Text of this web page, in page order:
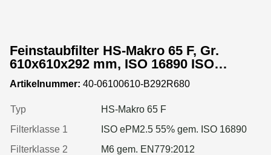
Feinstaubfilter HS-Makro 65 F, Gr.
610x610x292 mm, ISO 16890 ISO
ePM2.5 55%, Rahmen: Edelstahl 1.4301,
Dichtung: einseitig, geschäumt
Artikelnummer: 40-06100610-B292R680
Typ
HS-Makro 65 F
Filterklasse 1
ISO ePM2.5 55% gem. ISO 16890
Filterklasse 2
M6 gem. EN779:2012